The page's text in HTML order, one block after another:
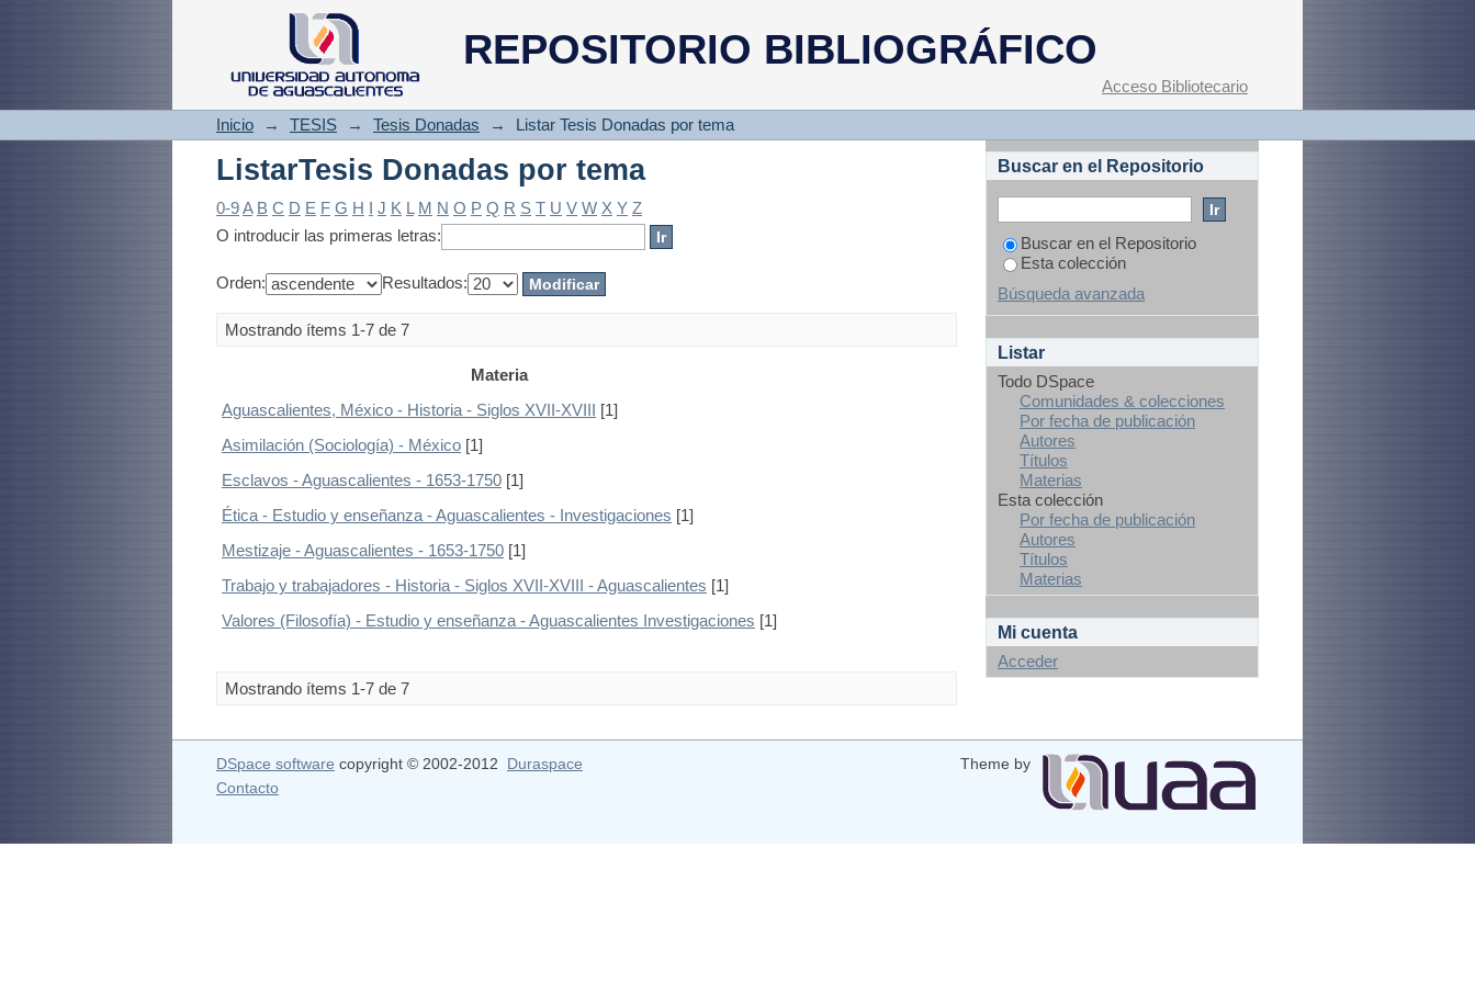
REPOSITORIO BIBLIOGRÁFICO
ListarTesis Donadas por tema
Acceso Bibliotecario
Inicio → TESIS → Tesis Donadas → Listar Tesis Donadas por tema
ListarTesis Donadas por tema
0-9A B C D E F G H I J K L M N O P Q R S T U V W X Y Z
O introducir las primeras letras:
Orden: Resultados:
Mostrando ítems 1-7 de 7
Materia
Aguascalientes, México - Historia - Siglos XVII-XVIII [1]
Asimilación (Sociología) - México [1]
Esclavos - Aguascalientes - 1653-1750 [1]
Ética - Estudio y enseñanza - Aguascalientes - Investigaciones [1]
Mestizaje - Aguascalientes - 1653-1750 [1]
Trabajo y trabajadores - Historia - Siglos XVII-XVIII - Aguascalientes [1]
Valores (Filosofía) - Estudio y enseñanza - Aguascalientes Investigaciones [1]
Mostrando ítems 1-7 de 7
Buscar en el Repositorio
Buscar en el Repositorio
Esta colección
Búsqueda avanzada
Listar
Todo DSpace
Comunidades & colecciones
Por fecha de publicación
Autores
Títulos
Materias
Esta colección
Por fecha de publicación
Autores
Títulos
Materias
Mi cuenta
Acceder
DSpace software copyright © 2002-2012 Duraspace
Theme by
Contacto